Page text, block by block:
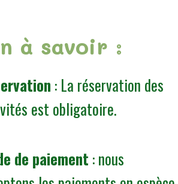
à savoir :
: La réservation des
est obligatoire.
de paiement : nous